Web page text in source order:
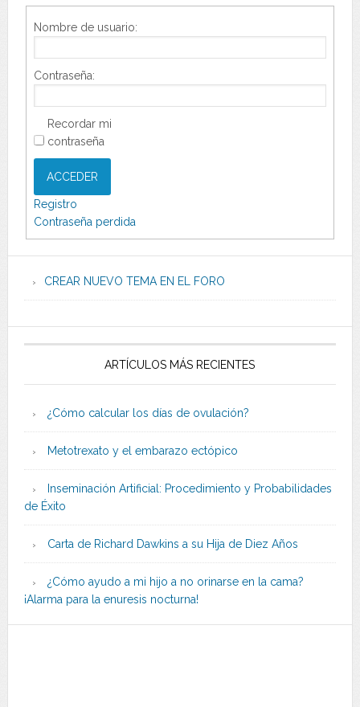
Nombre de usuario:
Contraseña:
Recordar mi
contraseña
ACCEDER
Registro
Contraseña perdida
CREAR NUEVO TEMA EN EL FORO
ARTÍCULOS MÁS RECIENTES
¿Cómo calcular los días de ovulación?
Metotrexato y el embarazo ectópico
Inseminación Artificial: Procedimiento y Probabilidades
de Éxito
Carta de Richard Dawkins a su Hija de Diez Años
¿Cómo ayudo a mi hijo a no orinarse en la cama?
¡Alarma para la enuresis nocturna!